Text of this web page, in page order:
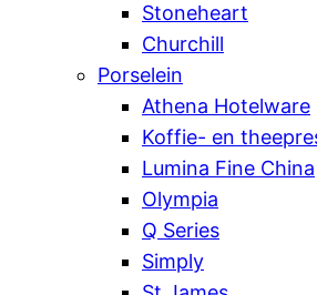
Stoneheart
Churchill
Porselein
Athena Hotelware
Koffie- en
Lumina Fine China
Olympia
Q Series
Simply